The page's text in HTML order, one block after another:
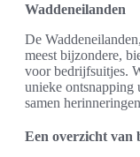
Waddeneilanden
De
meest bijzondere,
voor bedrijfsuitjes.
unieke ontsnapping
samen
Een overzicht van